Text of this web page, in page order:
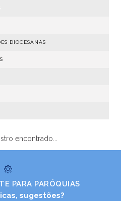
DIOCESANAS
encontrado...
PARA PARÓQUIAS
sugestões?